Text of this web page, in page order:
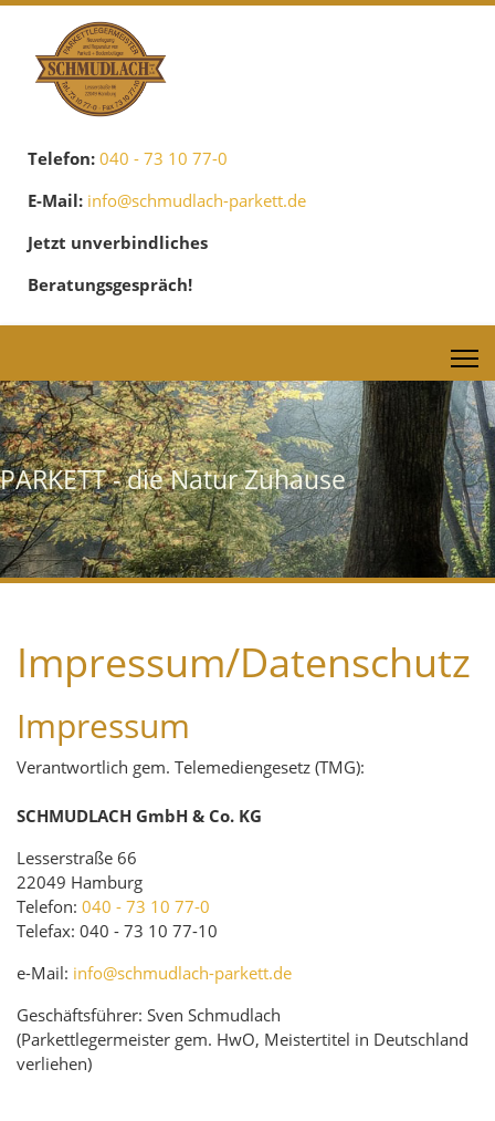
Telefon: 040 - 73 10 77-0
E-Mail: info@schmudlach-parkett.de
Jetzt unverbindliches
Beratungsgespräch!
PARKETT - die Natur Zuhause
Impressum/Datenschutz
Impressum
Verantwortlich gem. Telemediengesetz (TMG):
SCHMUDLACH GmbH & Co. KG
Lesserstraße 66
22049 Hamburg
Telefon: 040 - 73 10 77-0
Telefax: 040 - 73 10 77-10
e-Mail: info@schmudlach-parkett.de
Geschäftsführer: Sven Schmudlach
(Parkettlegermeister gem. HwO, Meistertitel in Deutschland
verliehen)